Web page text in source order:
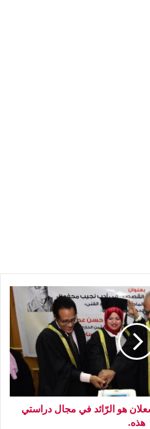
هو الرّائد في مجال دراستي
هذه.